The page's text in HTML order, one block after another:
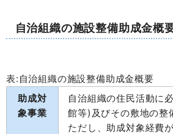
自治組織の施設整備助成金概
表:自治組織の施設整備助成金概要
助成対
象事業
自治組織の住民活動に
館等)及びその敷地の整
ただし、助成対象経費